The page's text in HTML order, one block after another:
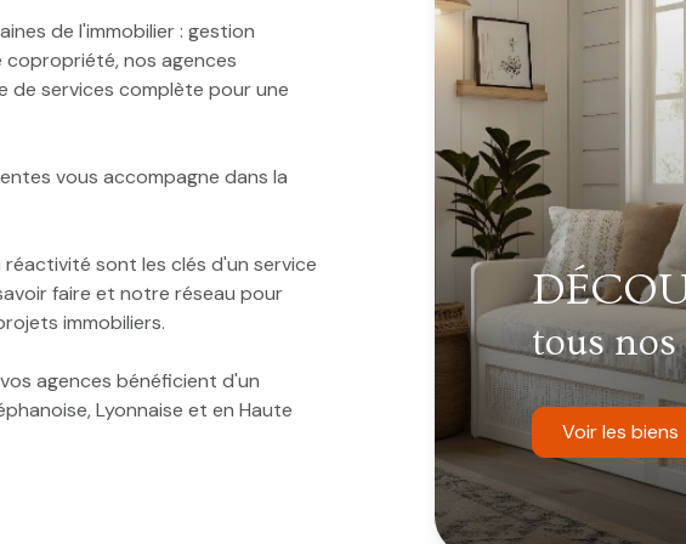
tous nos
Voir les biens
de l'immobilier : gestion
nos agences
services complète pour une
vous accompagne dans la
sont les clés d'un service
faire et notre réseau pour
immobiliers.
agences bénéficient d'un
Lyonnaise et en Haute